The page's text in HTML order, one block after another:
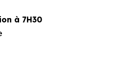
à 7H30